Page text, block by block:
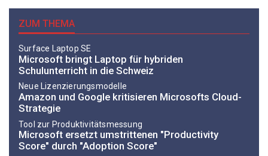
ZUM THEMA
Surface Laptop SE
Microsoft bringt Laptop für hybriden
Schulunterricht in die Schweiz
Neue Lizenzierungsmodelle
Amazon und Google kritisieren Microsofts Cloud-
Strategie
Tool zur Produktivitätsmessung
Microsoft ersetzt umstrittenen "Productivity
Score" durch "Adoption Score"